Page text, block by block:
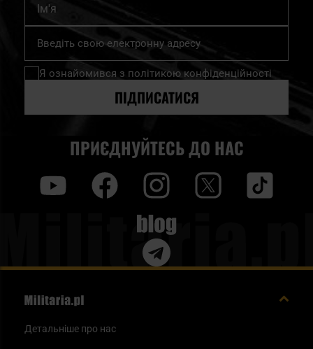
Підпишіться
нашу
розсилку
Я ознайомився з політикою конфіденційності
ПІДПИСАТИСЯ
ПРИЄДНУЙТЕСЬ ДО НАС
Blog
Детальніше про нас